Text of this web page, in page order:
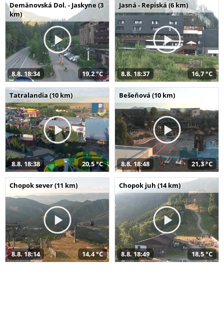
Demänovská Dol. - Jaskyne (3
km)
8.8. 18:34 19,2 °C
Jasná - Repiská (6 km)
8.8. 18:37 16,7 °C
Tatralandia (10 km)
8.8. 18:38 20,5 °C
Bešeňová (10 km)
8.8. 18:48 21,3 °C
Chopok sever (11 km)
8.8. 18:14 14,4 °C
Chopok juh (14 km)
8.8. 18:49 18,5 °C